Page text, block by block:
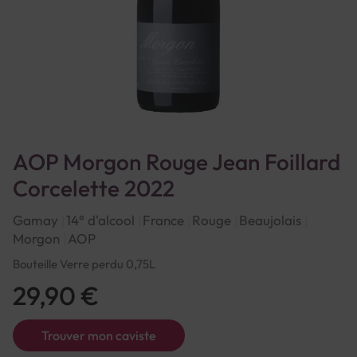
AOP Morgon Rouge Jean Foillard
Corcelette 2022
Gamay 14° d'alcool France Rouge
Beaujolais
Morgon AOP
Bouteille Verre perdu 0,75L
Trouver mon caviste
29,90 €